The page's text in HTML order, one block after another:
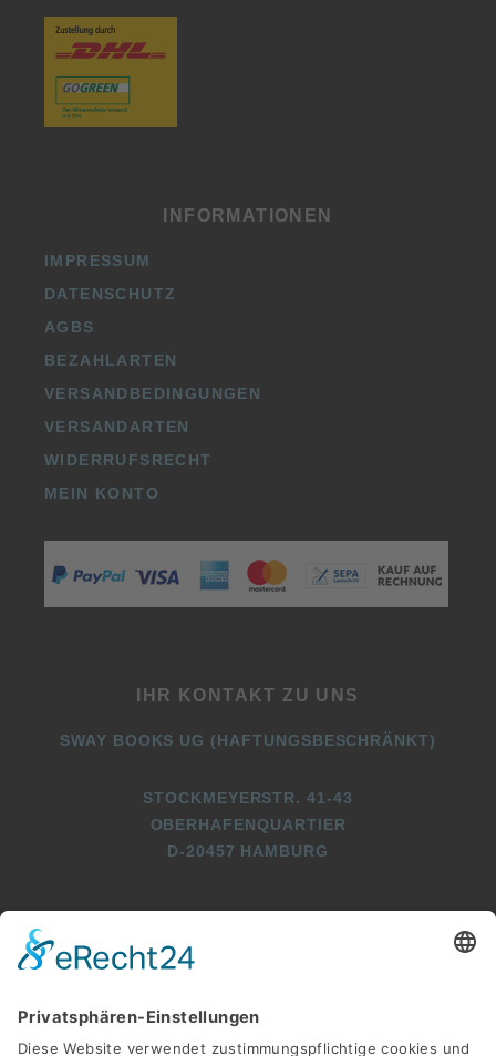
INFORMATIONEN
IMPRESSUM
DATENSCHUTZ
AGBS
BEZAHLARTEN
VERSANDBEDINGUNGEN
VERSANDARTEN
WIDERRUFSRECHT
MEIN KONTO
IHR KONTAKT ZU UNS
SWAY BOOKS UG (HAFTUNGSBESCHRÄNKT)
STOCKMEYERSTR. 41-43
OBERHAFENQUARTIER
D-20457 HAMBURG
+49 (0)40 2716369 9
INFO@SWAY-BOOKS.DE